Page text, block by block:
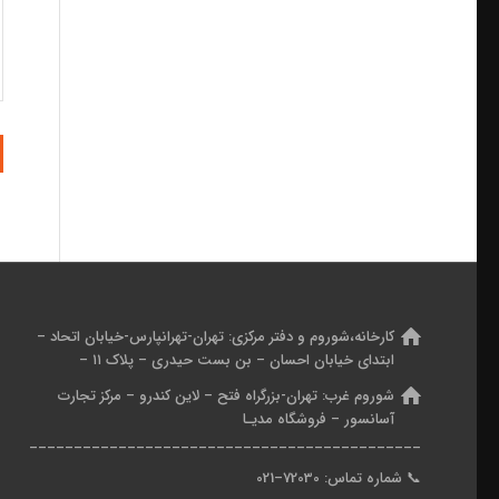
کارخانه،شوروم و دفتر مرکزی:تهران-تهرانپارس-خیابان اتحاد –
ابتدای خیابان احسان – بن بست حیدری – پلاک ۱۱ –
شوروم غرب:تهران-بزرگراه فتح – لاین کندرو – مرکز تجارت
آسانسور – فروشگاه مدیـا
____________________________________________
📞 شماره تماس: 7 2030
–
021